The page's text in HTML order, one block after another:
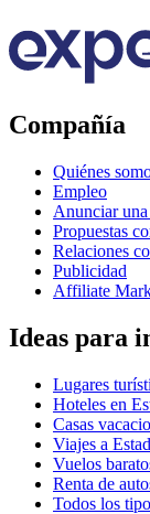
Compañía
Quiénes
Empleo
Anunciar
Propuestas
Relaciones
Publicidad
Affiliate
Ideas para
Lugares
Hoteles en
Casas
Viajes a
Vuelos
Renta de
Todos los